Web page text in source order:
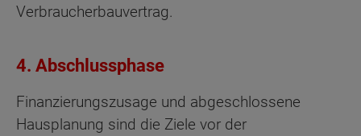
Verbraucherbauvertrag.
4. Abschlussphase
Finanzierungszusage und abgeschlossene
Hausplanung sind die Ziele vor der